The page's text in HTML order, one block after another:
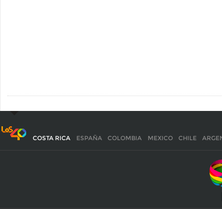
COSTA RICA ESPAÑA COLOMBIA MEXICO CHILE